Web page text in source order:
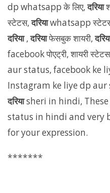
dp whatsapp के लिए,दरिया
स्टेटस,दरियाwhatsapp
दरिया,दरियाफेसबुक शायरी,
facebook पोएट्री, शायरी
aur status, facebook ke
Instagram ke liye dp
दरियाsheri in hindi,
status in hindi and very
for your expression.
*******